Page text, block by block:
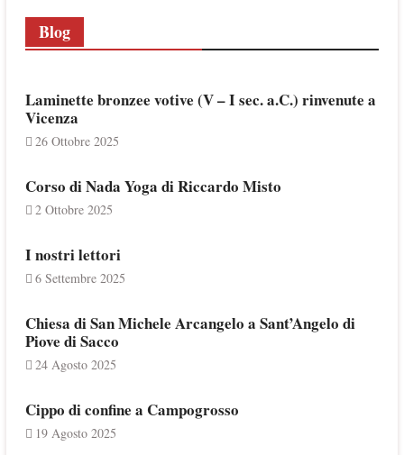
Blog
Laminette bronzee votive (V – I sec. a.C.) rinvenute a
Vicenza
26 Ottobre 2025
Corso di Nada Yoga di Riccardo Misto
2 Ottobre 2025
I nostri lettori
6 Settembre 2025
Chiesa di San Michele Arcangelo a Sant’Angelo di
Piove di Sacco
24 Agosto 2025
Cippo di confine a Campogrosso
19 Agosto 2025